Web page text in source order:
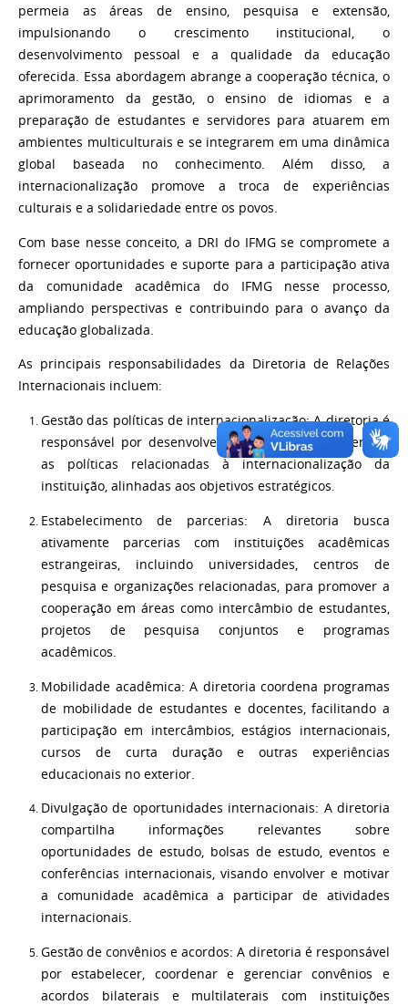
permeia as áreas de ensino, pesquisa e extensão,
impulsionando o crescimento institucional, o
desenvolvimento pessoal e a qualidade da educação
oferecida. Essa abordagem abrange a cooperação técnica, o
aprimoramento da gestão, o ensino de idiomas e a
preparação de estudantes e servidores para atuarem em
ambientes multiculturais e se integrarem em uma dinâmica
global baseada no conhecimento. Além disso, a
internacionalização promove a troca de experiências
culturais e a solidariedade entre os povos.
Com base nesse conceito, a DRI do IFMG se compromete a
fornecer oportunidades e suporte para a participação ativa
da comunidade acadêmica do IFMG nesse processo,
ampliando perspectivas e contribuindo para o avanço da
educação globalizada.
As principais responsabilidades da Diretoria de Relações
Internacionais incluem:
Gestão das políticas de internacionalização: A diretoria é
responsável por desenvolver, implementar e gerenciar
as políticas relacionadas à internacionalização da
instituição, alinhadas aos objetivos estratégicos.
Estabelecimento de parcerias: A diretoria busca
ativamente parcerias com instituições acadêmicas
estrangeiras, incluindo universidades, centros de
pesquisa e organizações relacionadas, para promover a
cooperação em áreas como intercâmbio de estudantes,
projetos de pesquisa conjuntos e programas
acadêmicos.
Mobilidade acadêmica: A diretoria coordena programas
de mobilidade de estudantes e docentes, facilitando a
participação em intercâmbios, estágios internacionais,
cursos de curta duração e outras experiências
educacionais no exterior.
Divulgação de oportunidades internacionais: A diretoria
compartilha informações relevantes sobre
oportunidades de estudo, bolsas de estudo, eventos e
conferências internacionais, visando envolver e motivar
a comunidade acadêmica a participar de atividades
internacionais.
Gestão de convênios e acordos: A diretoria é responsável
por estabelecer, coordenar e gerenciar convênios e
acordos bilaterais e multilaterais com instituições